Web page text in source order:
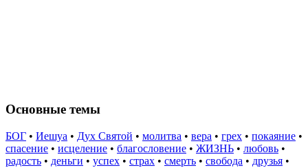
Основные темы
БОГ • Иешуа • Дух Святой • молитва • вера • грех • покаяние •
спасение • исцеление • благословение • ЖИЗНЬ • любовь •
радость • деньги • успех • страх • смерть • свобода • друзья •